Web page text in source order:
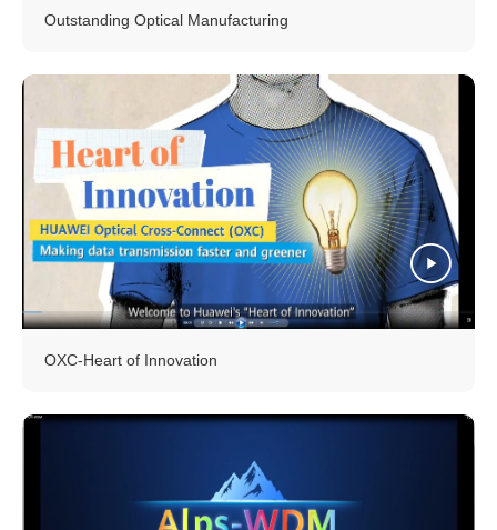
Outstanding Optical Manufacturing
OXC-Heart of Innovation